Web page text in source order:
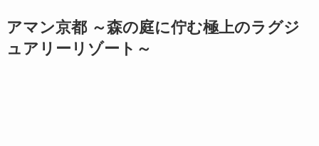
アマン京都 ～森の庭に佇む極上のラグジ
ュアリーリゾート～